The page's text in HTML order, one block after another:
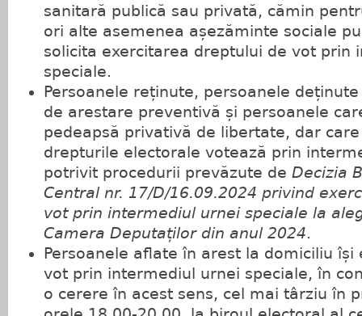
sanitară publică sau privată, cămin
ori alte asemenea așezăminte sociale
solicita exercitarea dreptului de vot prin
speciale.
Persoanele reținute, persoanele
de arestare preventivă și persoanele
pedeapsă privativă de libertate, dar
drepturile electorale votează prin
potrivit procedurii prevăzute de Decizia
Central nr. 17/D/16.09.2024 privind
vot prin intermediul urnei speciale la
Camera Deputaților din anul 2024.
Persoanele aflate în arest la domiciliu
vot prin intermediul urnei speciale, în
o cerere în acest sens, cel mai târziu în